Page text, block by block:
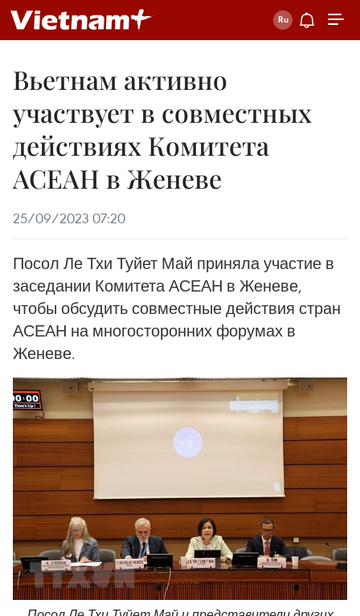
Вьетнам активно
участвует в совместных
действиях Комитета
АСЕАН в Женеве
25/09/2023 07:20
Посол Ле Тхи Туйет Май приняла участие в
заседании Комитета АСЕАН в Женеве,
чтобы обсудить совместные действия стран
АСЕАН на многосторонних форумах в
Женеве.